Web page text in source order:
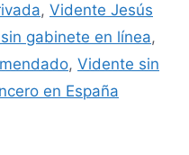
, Vidente Jesús
gabinete en línea,
, Vidente sin
en España